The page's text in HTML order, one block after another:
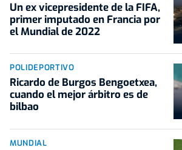
Un ex vicepresidente de la FIFA,
primer imputado en Francia por
el Mundial de 2022
POLIDEPORTIVO
Ricardo de Burgos Bengoetxea,
cuando el mejor árbitro es de
bilbao
MUNDIAL